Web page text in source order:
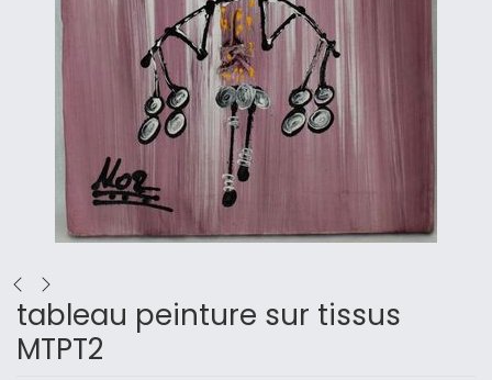
tableau peinture sur tissus
MTPT2